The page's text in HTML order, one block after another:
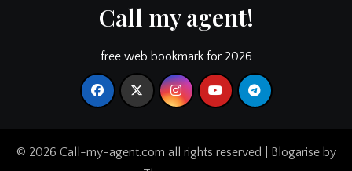
Call my agent!
free web bookmark for 2026
© 2026 Call-my-agent.com all rights reserved Blogariseby